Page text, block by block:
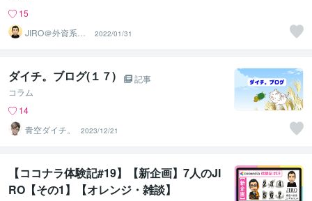
15
JIRO＠外資系コ
ンサル・英語育
児
2022/01/31
ダイチ。ブログ(１７)
記事
コラム
14
青空ダイチ。
2023/12/21
【ココナラ体験記#19】【新企画】7人のJI
RO【その1】【オレンジ・雑談】